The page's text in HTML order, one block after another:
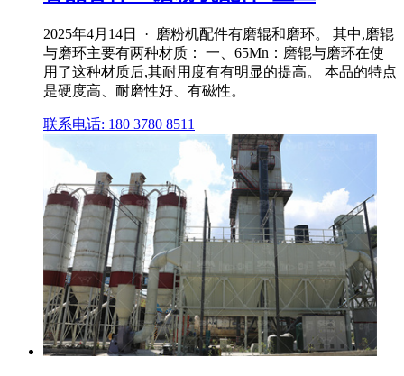
2025年4月14日 · 磨粉机配件有磨辊和磨环。 其中,磨辊
与磨环主要有两种材质： 一、65Mn：磨辊与磨环在使
用了这种材质后,其耐用度有有明显的提高。 本品的特点
是硬度高、耐磨性好、有磁性。
联系电话: 180 3780 8511